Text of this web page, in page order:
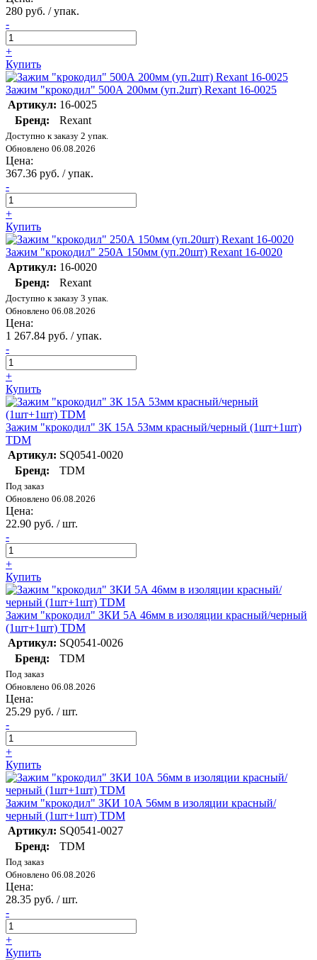
280 руб. / упак.
-
+
Купить
Зажим "крокодил" 500А 200мм (уп.2шт) Rexant 16-0025
Артикул: 16-0025
Бренд:
Rexant
Доступно к заказу 2 упак.
Обновлено 06.08.2026
Цена:
367.36 руб. / упак.
-
+
Купить
Зажим "крокодил" 250А 150мм (уп.20шт) Rexant 16-0020
Артикул: 16-0020
Бренд:
Rexant
Доступно к заказу 3 упак.
Обновлено 06.08.2026
Цена:
1 267.84 руб. / упак.
-
+
Купить
Зажим "крокодил" ЗК 15А 53мм красный/черный (1шт+1шт)
TDM
Артикул: SQ0541-0020
Бренд:
TDM
Под заказ
Обновлено 06.08.2026
Цена:
22.90 руб. / шт.
-
+
Купить
Зажим "крокодил" ЗКИ 5А 46мм в изоляции красный/черный
(1шт+1шт) TDM
Артикул: SQ0541-0026
Бренд:
TDM
Под заказ
Обновлено 06.08.2026
Цена:
25.29 руб. / шт.
-
+
Купить
Зажим "крокодил" ЗКИ 10А 56мм в изоляции красный/
черный (1шт+1шт) TDM
Артикул: SQ0541-0027
Бренд:
TDM
Под заказ
Обновлено 06.08.2026
Цена:
28.35 руб. / шт.
-
+
Купить